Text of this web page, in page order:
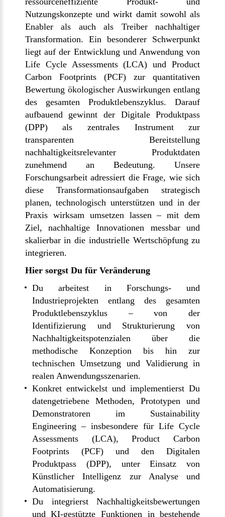
Nutzungskonzepte und wirkt damit sowohl als
Enabler als auch als Treiber nachhaltiger
Transformation. Ein besonderer Schwerpunkt
liegt auf der Entwicklung und Anwendung von
Life Cycle Assessments (LCA) und Product
Carbon Footprints (PCF) zur quantitativen
Bewertung ökologischer Auswirkungen entlang
des gesamten Produktlebenszyklus. Darauf
aufbauend gewinnt der Digitale Produktpass
(DPP) als zentrales Instrument zur
transparenten Bereitstellung
nachhaltigkeitsrelevanter Produktdaten
zunehmend an Bedeutung. Unsere
Forschungsarbeit adressiert die Frage, wie sich
diese Transformationsaufgaben strategisch
planen, technologisch unterstützen und in der
Praxis wirksam umsetzen lassen – mit dem
Ziel, nachhaltige Innovationen messbar und
skalierbar in die industrielle Wertschöpfung zu
integrieren.
Hier sorgst Du für Veränderung
Du arbeitest in Forschungs- und
Industrieprojekten entlang des gesamten
Produktlebenszyklus – von der
Identifizierung und Strukturierung von
Nachhaltigkeitspotenzialen über die
methodische Konzeption bis hin zur
technischen Umsetzung und Validierung in
realen Anwendungsszenarien.
Konkret entwickelst und implementierst Du
datengetriebene Methoden, Prototypen und
Demonstratoren im Sustainability
Engineering – insbesondere für Life Cycle
Assessments (LCA), Product Carbon
Footprints (PCF) und den Digitalen
Produktpass (DPP), unter Einsatz von
Künstlicher Intelligenz zur Analyse und
Automatisierung.
Du integrierst Nachhaltigkeitsbewertungen
und KI-gestützte Funktionen in bestehende